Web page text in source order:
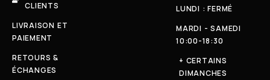
CLIENTS
LIVRAISON ET
PAIEMENT
RETOURS &
ÉCHANGES
LUNDI : FERMÉ
MARDI - SAMEDI
10:00-18:30
+ CERTAINS
DIMANCHES